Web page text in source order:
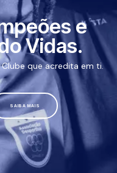
SAIBA MAIS
que acredita em ti.
e
Vidas.